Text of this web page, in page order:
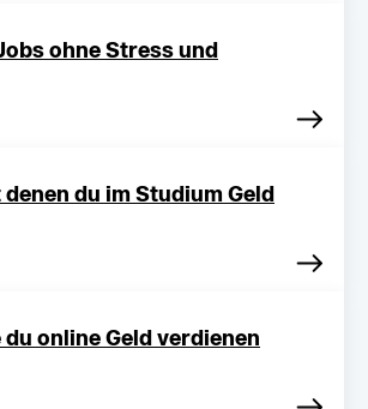
ohne Stress und
du im Studium Geld
online Geld verdienen